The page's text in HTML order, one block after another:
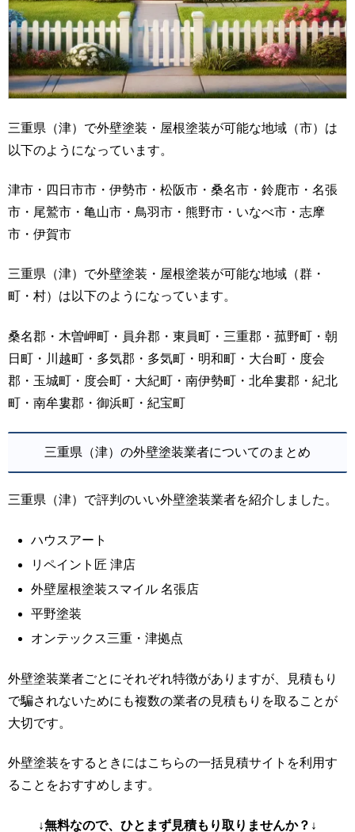
三重県（津）で外壁塗装・屋根塗装が可能な地域（市）は
以下のようになっています。
津市・四日市市・伊勢市・松阪市・桑名市・鈴鹿市・名張
市・尾鷲市・亀山市・鳥羽市・熊野市・いなべ市・志摩
市・伊賀市
三重県（津）で外壁塗装・屋根塗装が可能な地域（群・
町・村）は以下のようになっています。
桑名郡・木曽岬町・員弁郡・東員町・三重郡・菰野町・朝
日町・川越町・多気郡・多気町・明和町・大台町・度会
郡・玉城町・度会町・大紀町・南伊勢町・北牟婁郡・紀北
町・南牟婁郡・御浜町・紀宝町
三重県（津）の外壁塗装業者についてのまとめ
三重県（津）で評判のいい外壁塗装業者を紹介しました。
ハウスアート
リペイント匠 津店
外壁屋根塗装スマイル 名張店
平野塗装
オンテックス三重・津拠点
外壁塗装業者ごとにそれぞれ特徴がありますが、見積もり
で騙されないためにも複数の業者の見積もりを取ることが
大切です。
外壁塗装をするときにはこちらの一括見積サイトを利用す
ることをおすすめします。
↓無料なので、ひとまず見積もり取りませんか？↓